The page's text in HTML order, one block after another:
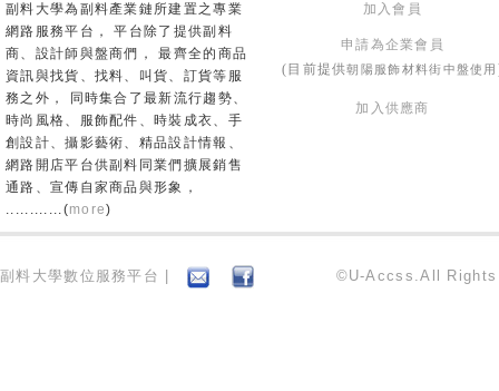
副料大學為副料產業鏈所建置之專業
網路服務平台， 平台除了提供副料
商、設計師與盤商們， 最齊全的商品
資訊與找貨、找料、叫貨、訂貨等服
務之外， 同時集合了最新流行趨勢、
時尚風格、服飾配件、時裝成衣、手
創設計、攝影藝術、精品設計情報、
網路開店平台供副料同業們擴展銷售
通路、宣傳自家商品與形象，
............(more)
加入會員
申請為企業會員
(目前提供朝陽服飾材料街中盤使用
加入供應商
副料大學數位服務平台 | ©U-Accss.All Rights